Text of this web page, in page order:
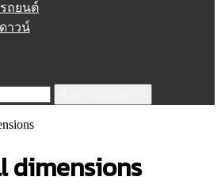
ถยนต์
าวน์
dimensions